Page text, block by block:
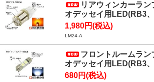
リアウィンカーラン
オデッセイ用LED(RB3
1,980円(税込)
LM24-A
フロントルームラン
オデッセイ用LED(RB3
680円(税込)